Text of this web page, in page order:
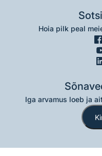
Hoia pilk peal
Iga arvamus loeb ja